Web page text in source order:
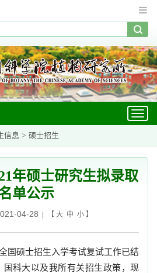
信息 > 硕士招生
年硕士研究生拟录取
单公示
04-28 | 【 大 中 小】
国硕士招生入学考试复试工作已结
国科大以及我所有关招生政策，现